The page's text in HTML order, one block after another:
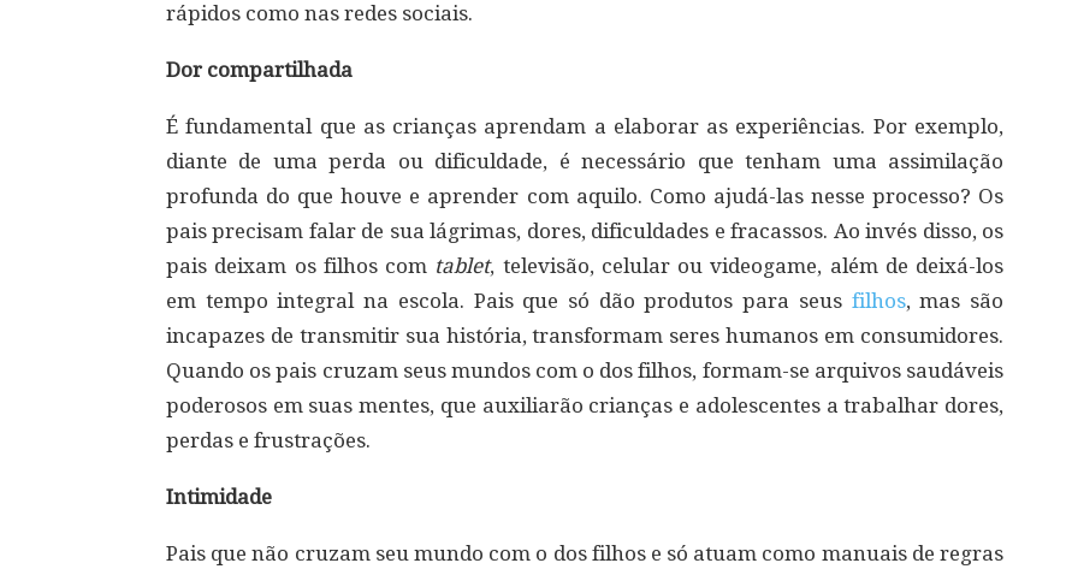
rápidos como nas redes sociais.
Dor compartilhada
É fundamental que as crianças aprendam a elaborar as experiências. Por exemplo,
diante de uma perda ou dificuldade, é necessário que tenham uma assimilação
profunda do que houve e aprender com aquilo. Como ajudá-las nesse processo? Os
pais precisam falar de sua lágrimas, dores, dificuldades e fracassos. Ao invés disso, os
pais deixam os filhos com tablet, televisão, celular ou videogame, além de deixá-los
em tempo integral na escola. Pais que só dão produtos para seus filhos, mas são
incapazes de transmitir sua história, transformam seres humanos em consumidores.
Quando os pais cruzam seus mundos com o dos filhos, formam-se arquivos saudáveis
poderosos em suas mentes, que auxiliarão crianças e adolescentes a trabalhar dores,
perdas e frustrações.
Intimidade
Pais que não cruzam seu mundo com o dos filhos e só atuam como manuais de regras